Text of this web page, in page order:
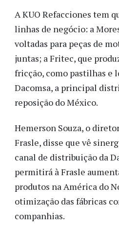
A KUO Refacciones tem
linhas de negócio: a
voltadas para peças de
juntas; a Fritec, que
fricção, como pastilhas e
Dacomsa, a principal
reposição do México.
Hemerson Souza, o
Frasle, disse que vê
canal de distribuição da
permitirá à Frasle
produtos na América do
otimização das fábricas
companhias.